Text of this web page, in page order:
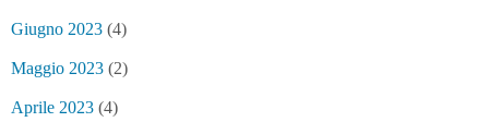
Giugno 2023 (4)
Maggio 2023 (2)
Aprile 2023 (4)